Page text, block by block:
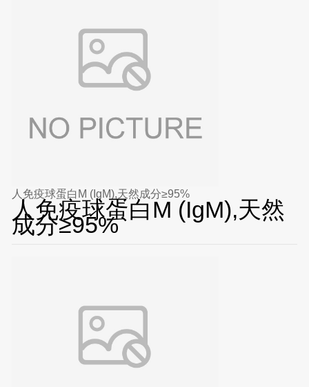
人免疫球蛋白M (IgM),天然成分≥95%
人免疫球蛋白M (IgM),天然
成分≥95%